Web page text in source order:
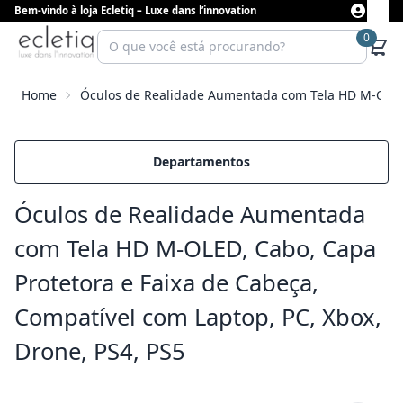
Bem-vindo à loja Ecletiq – Luxe dans l’innovation
0
Home Óculos de Realidade Aumentada com Tela HD M-
Departamentos
Óculos de Realidade Aumentada
com Tela HD M-OLED, Cabo, Capa
Protetora e Faixa de Cabeça,
Compatível com Laptop, PC, Xbox,
Drone, PS4, PS5